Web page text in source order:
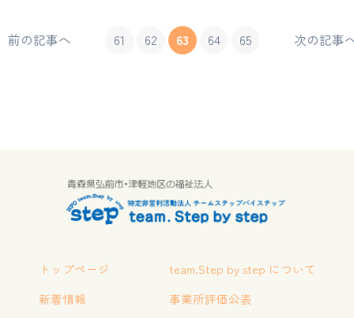
前の記事へ 61 62 63 64 65 次の記事
トップページ
新着情報
team.Step by step について
事業所評価公表